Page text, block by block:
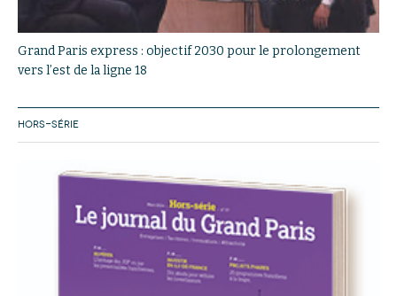
Grand Paris express : objectif 2030 pour le prolongement
vers l’est de la ligne 18
HORS-SÉRIE